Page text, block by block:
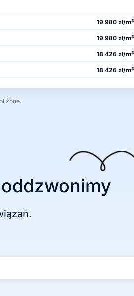
19 980 zł/m²
19 980 zł/m²
18 426 zł/m²
18 426 zł/m²